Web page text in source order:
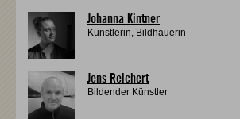
Johanna Kintner
Künstlerin, Bildhauerin
Jens Reichert
Bildender Künstler